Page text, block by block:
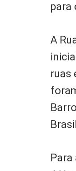
para
A
ruas
Para